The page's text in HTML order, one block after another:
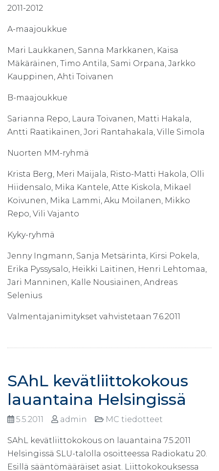
2011-2012
A-maajoukkue
Mari Laukkanen, Sanna Markkanen, Kaisa
Mäkäräinen, Timo Antila, Sami Orpana, Jarkko
Kauppinen, Ahti Toivanen
B-maajoukkue
Sarianna Repo, Laura Toivanen, Matti Hakala,
Antti Raatikainen, Jori Rantahakala, Ville Simola
Nuorten MM-ryhmä
Krista Berg, Meri Maijala, Risto-Matti Hakola, Olli
Hiidensalo, Mika Kantele, Atte Kiskola, Mikael
Koivunen, Mika Lammi, Aku Moilanen, Mikko
Repo, Vili Vajanto
Kyky-ryhmä
Jenny Ingmann, Sanja Metsärinta, Kirsi Pokela,
Erika Pyssysalo, Heikki Laitinen, Henri Lehtomaa,
Jari Manninen, Kalle Nousiainen, Andreas
Selenius
Valmentajanimitykset vahvistetaan 7.6.2011
SAhL kevätliittokokous
lauantaina Helsingissä
5.5.2011 admin MC tiedotteet
SAhL kevätliittokokous on lauantaina 7.5.2011
Helsingissä SLU-talolla osoitteessa Radiokatu 20.
Esillä sääntömääräiset asiat. Liittokokouksessa